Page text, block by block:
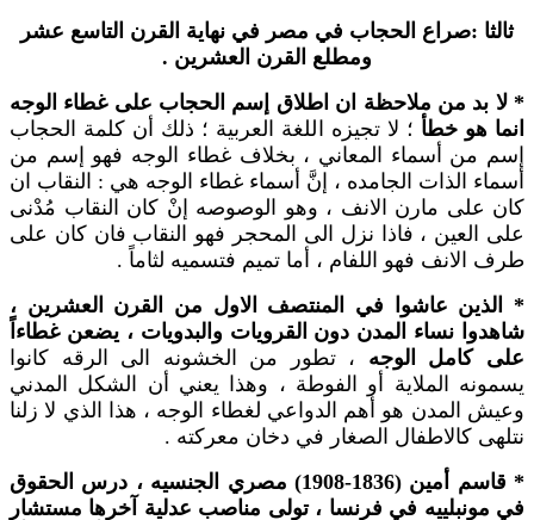
ثالثا :صراع الحجاب في مصر في نهاية القرن التاسع عشر
ومطلع القرن العشرين .
* لا بد من ملاحظة ان اطلاق إسم الحجاب على غطاء الوجه
انما هو خطأ ؛ لا تجيزه اللغة العربية ؛ ذلك أن كلمة الحجاب
إسم من أسماء المعاني ، بخلاف غطاء الوجه فهو إسم من
أسماء الذات الجامده ، إنَّ أسماء غطاء الوجه هي : النقاب ان
كان على مارن الانف ، وهو الوصوصه إنْ كان النقاب مُدْنى
على العين ، فاذا نزل الى المحجر فهو النقاب فان كان على
طرف الانف فهو اللفام ، أما تميم فتسميه لثاماً .
* الذين عاشوا في المنتصف الاول من القرن العشرين ،
شاهدوا نساء المدن دون القرويات والبدويات ، يضعن غطاءاً
على كامل الوجه ، تطور من الخشونه الى الرقه كانوا
يسمونه الملاية أو الفوطة ، وهذا يعني أن الشكل المدني
وعيش المدن هو أهم الدواعي لغطاء الوجه ، هذا الذي لا زلنا
نتلهى كالاطفال الصغار في دخان معركته .
* قاسم أمين (1836-1908) مصري الجنسيه ، درس الحقوق
في مونبلييه في فرنسا ، تولى مناصب عدلية آخرها مستشار